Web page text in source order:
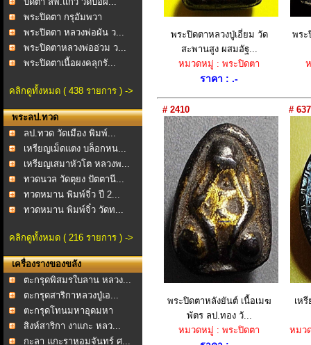
พระปิดตา กรุอัมพวา
พระปิดตา หลวงพ่อผัน ว...
พระปิดตาหลวงพ่ออ่วม ว...
พระปิดตาเนื้อผงคลุกรั...
คลิกดูทั้งหมด ( 438 รายการ ) ->
พระลป.ทวด
ลป.ทวด วัดเมือง พิมพ์...
เหรียญเม็ดแตง บล็อกหน...
เหรียญเสมาหัวโต หลวงพ...
ทวดนวล วัดตุยง ปัตตานี...
ทวดหมาน พิมพ์จิ๋ว ปี 2...
ทวดหมาน พิมพ์จิ๋ว วัดท...
คลิกดูทั้งหมด ( 216 รายการ ) ->
เครื่องรางของขลัง
ตะกรุดพิสมรใบลาน หลวง...
ตะกรุดสาริกาหลวงปู่เอ...
ตะกรุดโทนมหาอุดมหา
อำน...สิงห์สาริกา งาแกะ หลว...
กะลา แกะราหูอมจันทร์ ศ...
พระปิดตาหลวงปู่เอี่ยม วัด
สะพานสูง ผสมอัฐ...
หมวดหมู่ : พระปิดตา
ราคา : .-
พระ
# 2410
พระปิดตาหลังยันต์ เนื้อเมฆ
พัตร ลป.ทอง วั...
หมวดหมู่ : พระปิดตา
#
เห
หมว